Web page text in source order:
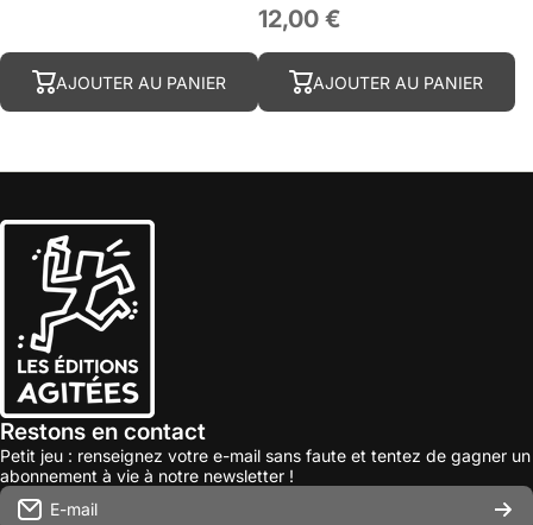
AJOUTER AU PANIER
12,00 €
AJOUTER AU PANIER
Restons en contact
Petit jeu : renseignez votre e-mail sans faute et tentez de gagner un
abonnement à vie à notre newsletter !
E-mail